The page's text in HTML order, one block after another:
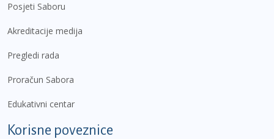
Posjeti Saboru
Akreditacije medija
Pregledi rada
Proračun Sabora
Edukativni centar
Korisne poveznice